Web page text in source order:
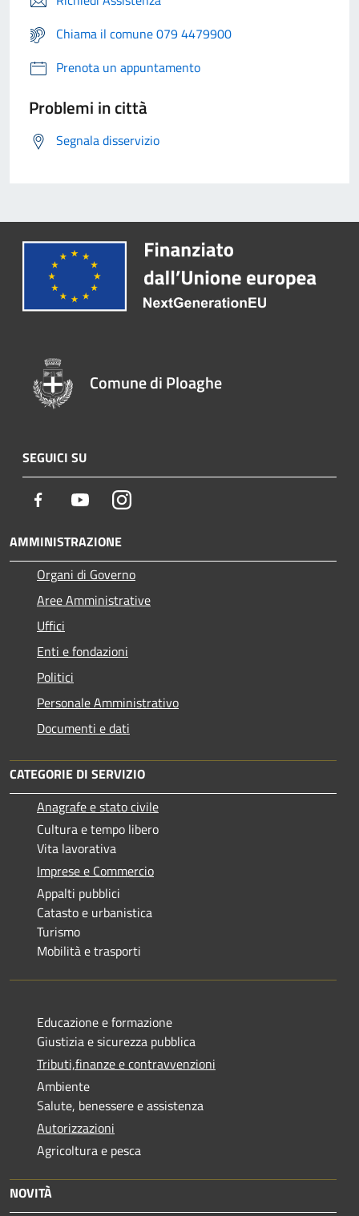
Chiama il comune 079 4479900
Prenota un appuntamento
Problemi in città
Segnala disservizio
Comune di Ploaghe
SEGUICI SU
Facebook YoutubeInstagram
AMMINISTRAZIONE
Organi di Governo
Aree Amministrative
Uffici
Enti e fondazioni
Politici
Personale Amministrativo
Documenti e dati
CATEGORIE DI SERVIZIO
Anagrafe e stato civile
Cultura e tempo libero
Vita lavorativa
Imprese e Commercio
Appalti pubblici
Catasto e urbanistica
Turismo
Mobilità e trasporti
Educazione e formazione
Giustizia e sicurezza pubblica
Tributi,finanze e contravvenzioni
Ambiente
Salute, benessere e assistenza
Autorizzazioni
Agricoltura e pesca
NOVITÀ